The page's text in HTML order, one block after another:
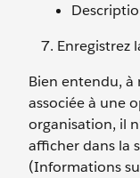
Enregistrez
Bien entendu, à
associée à une
organisation, il
afficher dans la
(Informations